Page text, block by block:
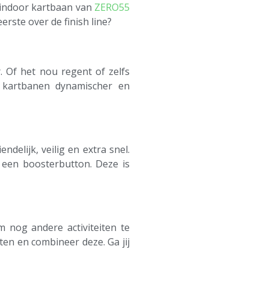
kartbaan van ZERO55
over de finish line?
Of het nou regent of zelfs
dynamischer en
veilig en extra snel.
boosterbutton. Deze is
nog andere activiteiten te
en combineer deze. Ga jij